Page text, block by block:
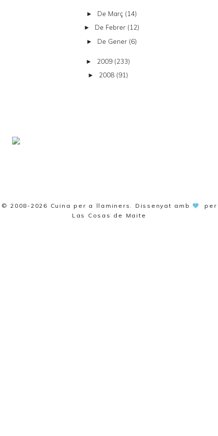
► De Març (14)
► De Febrer (12)
► De Gener (6)
► 2009 (233)
► 2008 (91)
© 2008-2026 Cuina per a llaminers . Dissenyat amb
per
Las Cosas de Maite